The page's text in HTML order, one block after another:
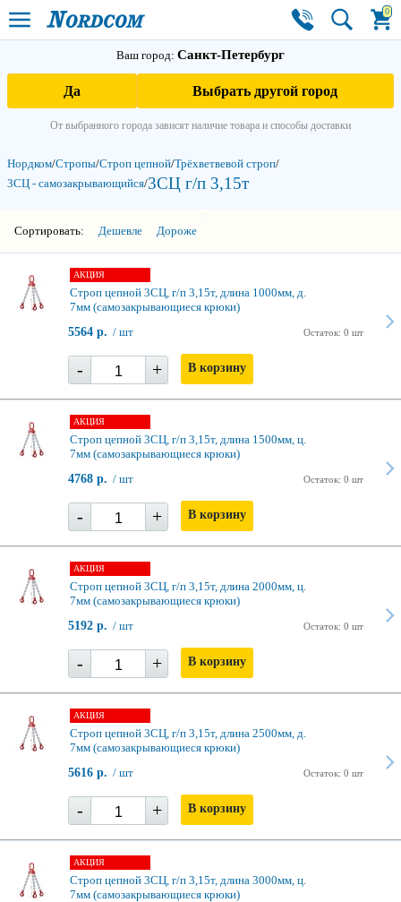
0
Ваш город: Санкт-Петербург
Да Выбрать другой город
От выбранного города зависят наличие товара и способы доставки
Нордком/Стропы/Строп цепной/Трёхветвевой строп/
3СЦ - самозакры­вающийся/3СЦ г/п 3,15т
Сортировать: Дешевле Дороже
АКЦИЯ
Строп цепной 3СЦ, г/п 3,15т, длина 1000мм, д.
7мм (самозакрывающиеся крюки)
Остаток: 0 шт
5564 р. / шт
- + В корзину
АКЦИЯ
Строп цепной 3СЦ, г/п 3,15т, длина 1500мм, ц.
7мм (самозакрывающиеся крюки)
Остаток: 0 шт
4768 р. / шт
- + В корзину
АКЦИЯ
Строп цепной 3СЦ, г/п 3,15т, длина 2000мм, ц.
7мм (самозакрывающиеся крюки)
Остаток: 0 шт
5192 р. / шт
- + В корзину
АКЦИЯ
Строп цепной 3СЦ, г/п 3,15т, длина 2500мм, д.
7мм (самозакрывающиеся крюки)
Остаток: 0 шт
5616 р. / шт
- + В корзину
АКЦИЯ
Строп цепной 3СЦ, г/п 3,15т, длина 3000мм, ц.
7мм (самозакрывающиеся крюки)